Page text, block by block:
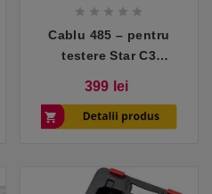
    
Cablu 485 – pentru
testere Star C3
399 lei